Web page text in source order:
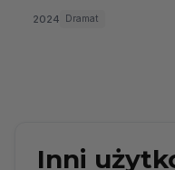
2024 Dramat
Inni